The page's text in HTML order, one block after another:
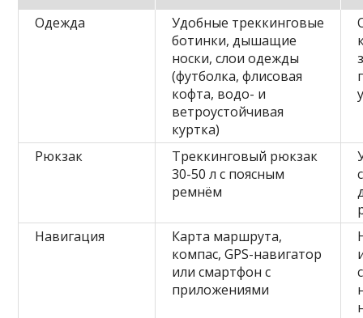
Одежда
Удобные треккинговые
ботинки, дышащие
носки, слои одежды
(футболка, флисовая
кофта, водо- и
ветроустойчивая
куртка)
Рюкзак
Треккинговый рюкзак
30-50 л с поясным
ремнём
Навигация
Карта маршрута,
компас, GPS-навигатор
или смартфон с
приложениями